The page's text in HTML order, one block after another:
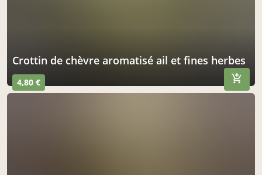
crottin de chèvre aromatisé ail et fines herbes
4,80 €